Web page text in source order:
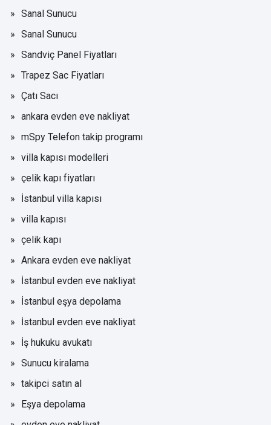
Sanal Sunucu
Sanal Sunucu
Sandviç Panel Fiyatları
Trapez Sac Fiyatları
Çatı Sacı
ankara evden eve nakliyat
mSpy Telefon takip programı
villa kapısı modelleri
çelik kapı fiyatları
İstanbul villa kapısı
villa kapısı
çelik kapı
Ankara evden eve nakliyat
İstanbul evden eve nakliyat
İstanbul eşya depolama
İstanbul evden eve nakliyat
İş hukuku avukatı
Sunucu kiralama
takipci satın al
Eşya depolama